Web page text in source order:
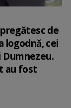
de
logodnă, cei
au fost